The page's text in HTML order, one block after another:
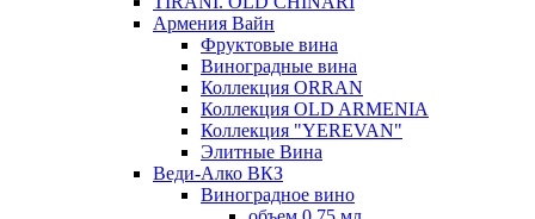
Армения Вайн
Фруктовые вина
Виноградные вина
Коллекция ORRAN
Коллекция OLD ARMENIA
Коллекция "YEREVAN"
Элитные Вина
Веди-Алко ВКЗ
Виноградное вино